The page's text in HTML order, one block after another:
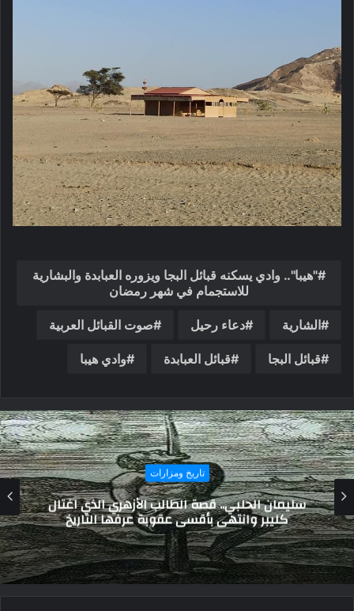
"هيبا".. وادي يسكنه قبائل البجا ويزوره العبابدة والبشارية
للاستجمام في شهر رمضان
الشارية دعاء رحيل صوت القبائل العربية
قبائل البجا قبائل العبابدة وادي هيبا
تاريخ ومزارات
قصر خداوج العمياء حكاية أميرة وسحر عثماني
يطل من قلب القصبة العتيقة